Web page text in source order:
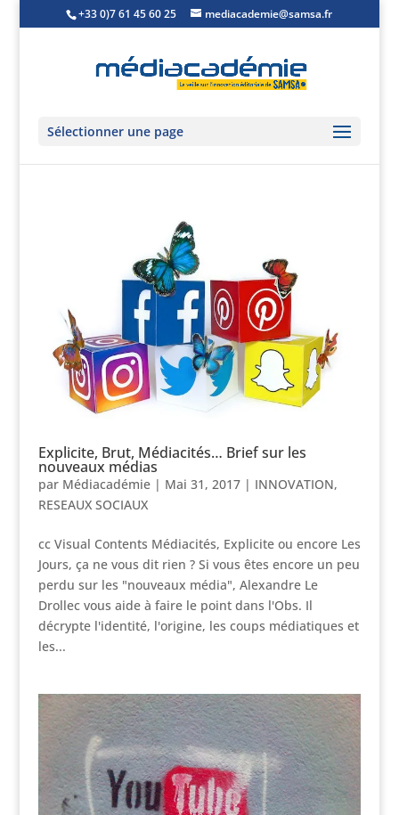
+33 0)7 61 45 60 25 mediacademie@samsa.fr
Sélectionner une page
Explicite, Brut, Médiacités… Brief sur les
nouveaux médias
par Médiacadémie| Mai 31, 2017| INNOVATION,
RESEAUX SOCIAUX
cc Visual Contents Médiacités, Explicite ou encore Les
Jours, ça ne vous dit rien ? Si vous êtes encore un peu
perdu sur les "nouveaux média", Alexandre Le
Drollec vous aide à faire le point dans l'Obs. Il
décrypte l'identité, l'origine, les coups médiatiques et
les...